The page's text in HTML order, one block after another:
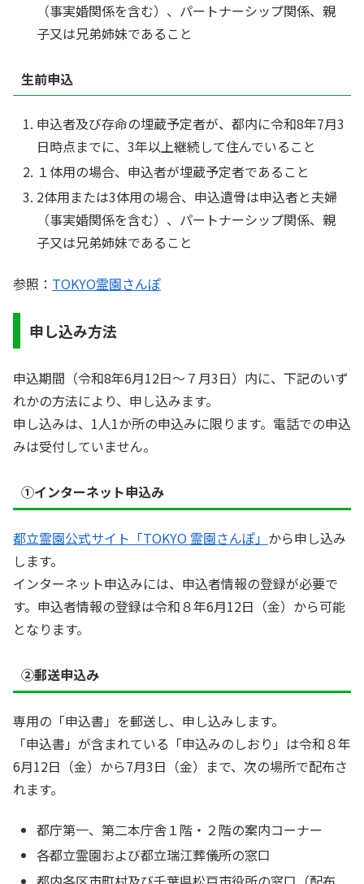
（事実婚関係を含む）、パートナーシップ関係、親
子又は兄弟姉妹であること
生前申込
申込者及び存命の埋蔵予定者が、都内に令和8年7月3
日時点までに、3年以上継続して住んでいること
１体用の場合、申込者が埋蔵予定者であること
2体用または3体用の場合、申込遺骨は申込者と夫婦
（事実婚関係を含む）、パートナーシップ関係、親
子又は兄弟姉妹であること
参照： TOKYO霊園さんぽ
申し込み方法
申込期間（令和8年6月12日～７月3日）内に、下記のいず
れかの方法により、申し込みます。
申し込みは、1人1か所の申込みに限ります。電話での申込
みは受付していません。
①インターネット申込み
都立霊園公式サイト「TOKYO 霊園さんぽ」 から申し込み
します。
インターネット申込みには、申込者情報の登録が必要で
す。申込者情報の登録は令和８年6月12日（金）から可能
となります。
②郵送申込み
専用の「申込書」を郵送し、申し込みします。
「申込書」が含まれている「申込みのしおり」は令和８年
6月12日（金）から7月3日（金）まで、次の場所で配布さ
れます。
都庁第一、第二本庁舎１階・２階の案内コーナー
各都立霊園および都立瑞江葬儀所の窓口